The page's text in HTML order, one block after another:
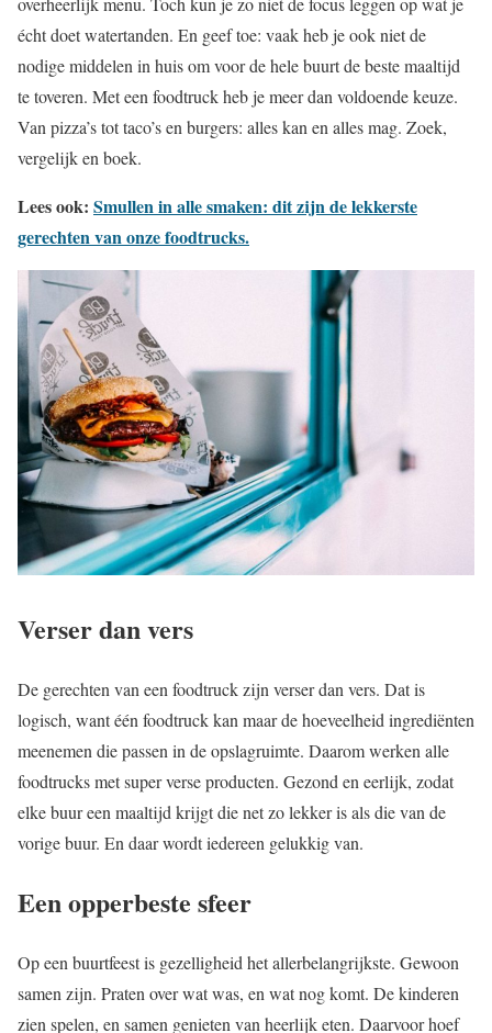
écht doet watertanden. En geef toe: vaak heb je ook niet de
nodige middelen in huis om voor de hele buurt de beste maaltijd
te toveren. Met een foodtruck heb je meer dan voldoende keuze.
Van pizza’s tot taco’s en burgers: alles kan en alles mag. Zoek,
vergelijk en boek.
Lees ook: Smullen in alle smaken: dit zijn de lekkerste
gerechten van onze foodtrucks.
Verser dan vers
De gerechten van een foodtruck zijn verser dan vers. Dat is
logisch, want één foodtruck kan maar de hoeveelheid ingrediënten
meenemen die passen in de opslagruimte. Daarom werken alle
foodtrucks met super verse producten. Gezond en eerlijk, zodat
elke buur een maaltijd krijgt die net zo lekker is als die van de
vorige buur. En daar wordt iedereen gelukkig van.
Een opperbeste sfeer
Op een buurtfeest is gezelligheid het allerbelangrijkste. Gewoon
samen zijn. Praten over wat was, en wat nog komt. De kinderen
zien spelen, en samen genieten van heerlijk eten. Daarvoor hoef